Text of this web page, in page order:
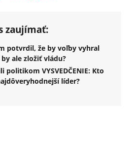
zaujímať:
potvrdil, že by voľby vyhral
ale zložiť vládu?
politikom VYSVEDČENIE: Kto
líder?